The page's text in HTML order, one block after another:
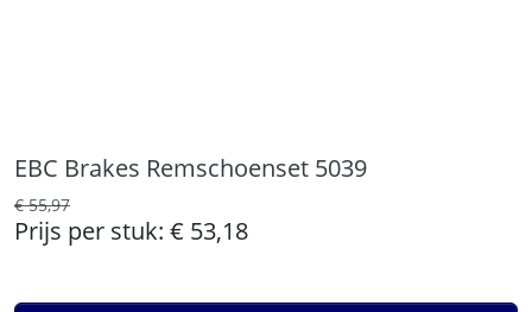
EBC Brakes Remschoenset 5039
€ 55,97
Prijs per stuk: € 53,18